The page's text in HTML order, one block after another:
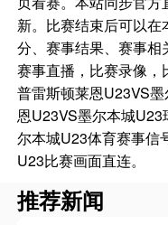
新。比赛结束后可以
分、赛事结果、赛事
赛事直播，比赛录像，
普雷斯顿莱恩U23VS
恩U23VS墨尔本城
尔本城U23体育赛事信
U23比赛画面直连。
推荐新闻